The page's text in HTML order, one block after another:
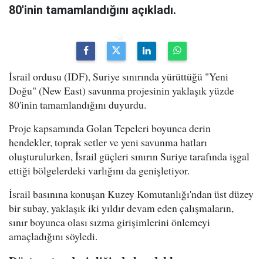
80'inin tamamlandığını açıkladı.
İsrail ordusu (IDF), Suriye sınırında yürüttüğü "Yeni
Doğu" (New East) savunma projesinin yaklaşık yüzde
80'inin tamamlandığını duyurdu.
Proje kapsamında Golan Tepeleri boyunca derin
hendekler, toprak setler ve yeni savunma hatları
oluşturulurken, İsrail güçleri sınırın Suriye tarafında işgal
ettiği bölgelerdeki varlığını da genişletiyor.
İsrail basınına konuşan Kuzey Komutanlığı'ndan üst düzey
bir subay, yaklaşık iki yıldır devam eden çalışmaların,
sınır boyunca olası sızma girişimlerini önlemeyi
amaçladığını söyledi.